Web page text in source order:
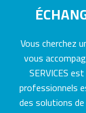
Vous cherchez
vous
SERVICES
professionnels
des solutions de